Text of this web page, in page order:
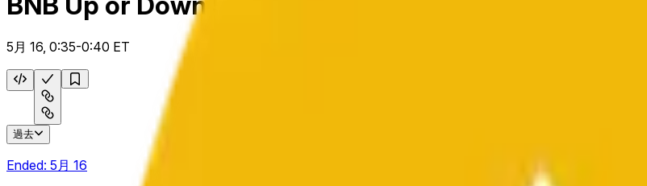
5月 16, 0:35-0:40 ET
過去
Ended: 5月 16